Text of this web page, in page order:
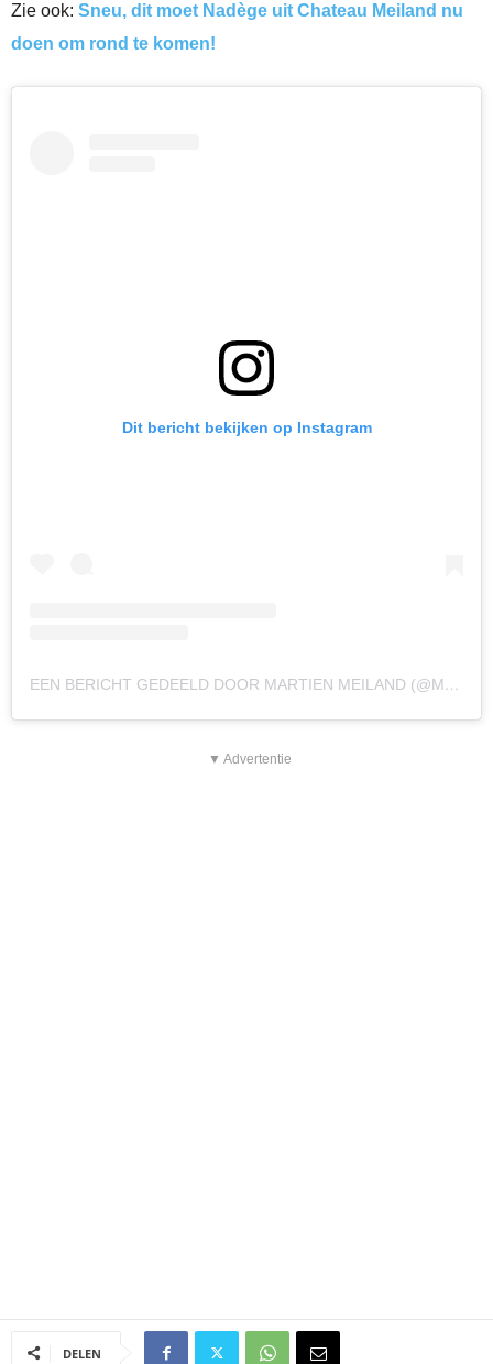
Zie ook: Sneu, dit moet Nadège uit Chateau Meiland nu
doen om rond te komen!
Dit bericht bekijken op Instagram
EEN BERICHT GEDEELD DOOR MARTIEN MEILAND (@MARTIENMEILAND)
▼ Advertentie
DELEN